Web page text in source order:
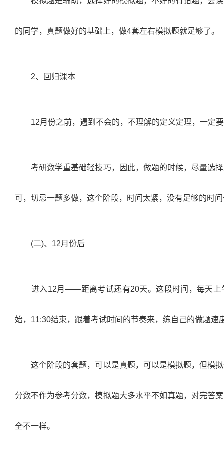
的同学，真题做好的基础上，做4套左右模拟题就足够了。
2、回归课本
12月份之前，遇到不会的，不理解的定义定理，一定
考研数学重基础轻技巧，因此，做题的时候，尽量选择
可，切忌一题多做，这个阶段，时间太紧，没有足够的时
(二)、 12月份后
进入 12月——距离考试还有20天。这段时间，每天
始， 11:30结束，跟着考试时间的节奏来，练自己的做题速
这个阶段的套题，可以是真题，可以是模拟题，但模拟
分数不作为参考分数，模拟题大多水平不如真题，对完答
全不一样。